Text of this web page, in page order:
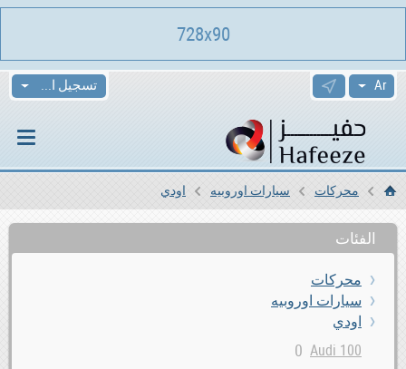
تسجيل الدخول
الرئيسيةمحركات سيارات اوروبيه اودي
الفئات
محركات
سيارات اوروبيه
اودي
Audi 100
0
728x90